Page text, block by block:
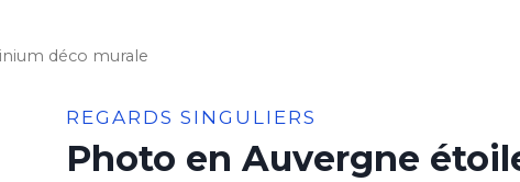
déco murale
REGARDS SINGULIERS
Photo en Auvergne